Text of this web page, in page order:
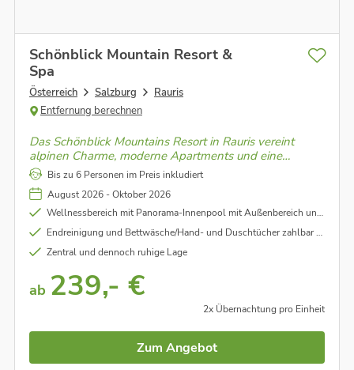
Schönblick Mountain Resort &
Spa
Österreich Salzburg
Rauris
Entfernung berechnen
Das Schönblick Mountains Resort in Rauris vereint
alpinen Charme, moderne Apartments und eine
traumhafte Bergkulisse – der perfekte Ort zum
Ankommen und Durchatmen.
Bis zu 6 Personen im Preis inkludiert
August 2026 - Oktober 2026
Wellnessbereich mit Panorama-Innenpool mit Außenbereich und Kinderbecken, Sauna, Infrarotkabine und Dampfbad
Endreinigung und Bettwäsche/Hand- und Duschtücher zahlbar vor Ort
Zentral und dennoch ruhige Lage
ab 239,- €
2x Übernachtung pro Einheit
Zum Angebot